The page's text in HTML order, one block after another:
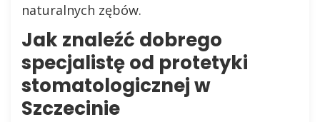
naturalnych zębów.
Jak znaleźć dobrego
specjalistę od protetyki
stomatologicznej w
Szczecinie